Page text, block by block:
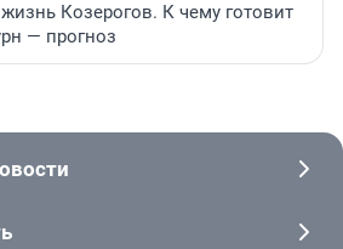
Козерогов. К чему готовит
— прогноз